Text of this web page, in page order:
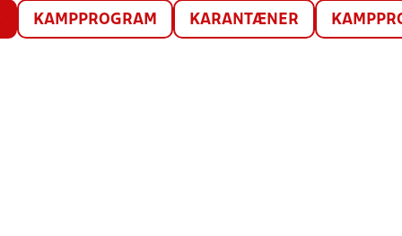
KAMPPROGRAM KARANTÆNER